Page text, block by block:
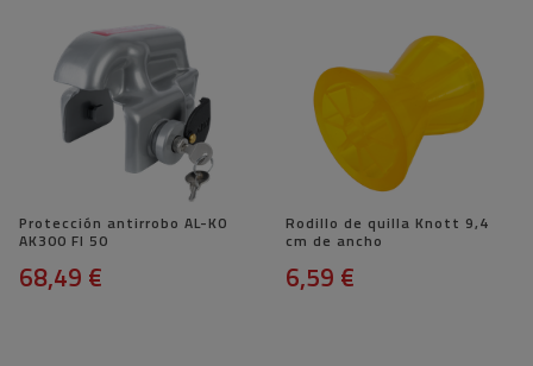
Protección antirrobo AL-KO
AK300 FI 50
68,49 €
Rodillo de quilla Knott 9,4
cm de ancho
6,59 €